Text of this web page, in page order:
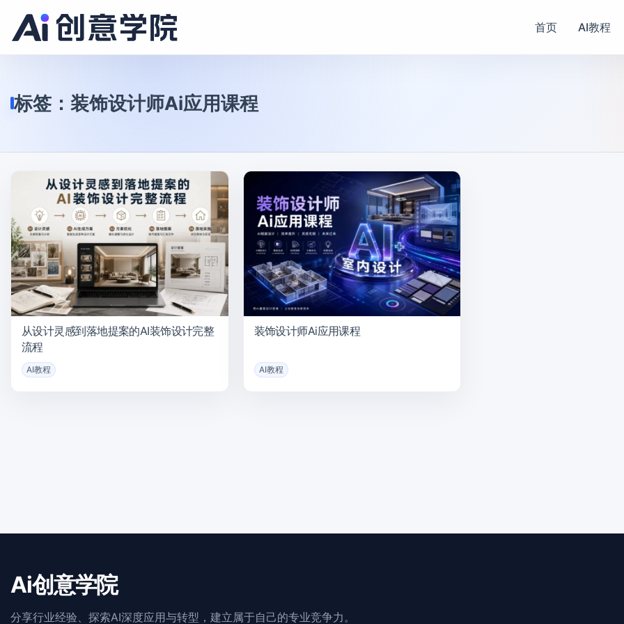
首页 AI教程
标签： 装饰设计师Ai应用课程
从设计灵感到落地提案的AI装饰设计完整
流程
AI教程
装饰设计师Ai应用课程
AI教程
Ai创意学院
分享行业经验、探索AI深度应用与转型，建立属于自己的专业竞争力。